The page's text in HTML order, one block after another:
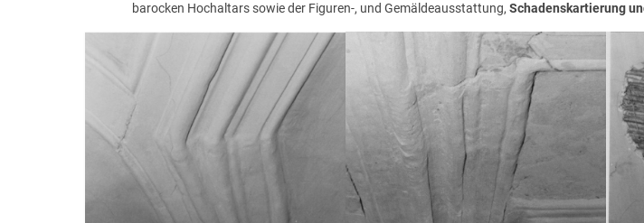
barocken Hochaltars sowie der Figuren-, und Gemäldeausstattung, Schadenskartierung